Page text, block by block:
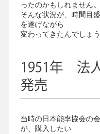
ったのかもしれません。
そんな状況が、時間目
を遂げながら
変わってきたんでしょう
1951年 法
発売
当時の日本能率協会の
が、購入したい